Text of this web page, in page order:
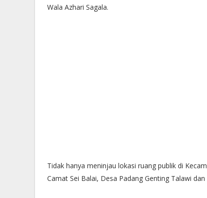
Wala Azhari Sagala.
Tidak hanya meninjau lokasi ruang publik di
Camat Sei Balai, ⁠Desa Padang Genting Talawi